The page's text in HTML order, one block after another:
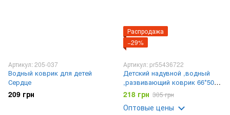
Артикул: 205-037
Водный коврик для детей
Сердце
209 грн
Распродажа
−29%
Артикул: pr55436722
Детский надувной ,водный
,развивающий коврик 66*50
см.
218 грн 305 грн
Оптовые цены